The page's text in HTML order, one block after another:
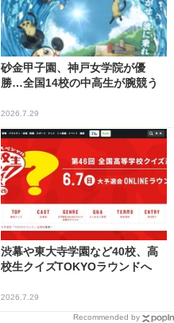
砂金甲子園、神戸女学院が優
勝…全国14校の中高生が腕競う
2026.7.29
渋幕や東大寺学園など40校、高
校生クイズTOKYOラウンドへ
2026.7.29
Recommended by